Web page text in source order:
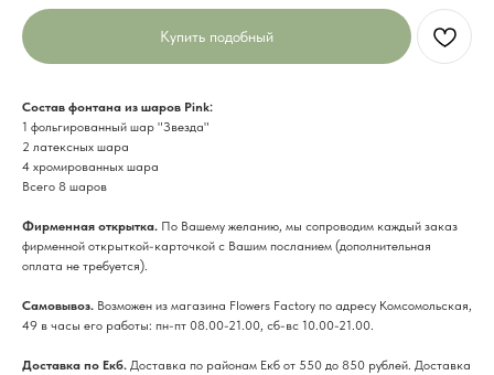
Купить подобный
Состав фонтана из шаров Pink:
1 фольгированный шар "Звезда"
2 латексных шара
4 хромированных шара
Всего 8 шаров
Фирменная открытка. По Вашему желанию, мы сопроводим каждый заказ
фирменной открыткой-карточкой с Вашим посланием (дополнительная
оплата не требуется).
Cамовывоз. Возможен из магазина Flowers Factory по адресу Комсомольская,
49 в часы его работы: пн-пт 08.00-21.00, сб-вс 10.00-21.00.
Доставка по Екб. Доставка по районам Екб от 550 до 850 рублей. Доставка